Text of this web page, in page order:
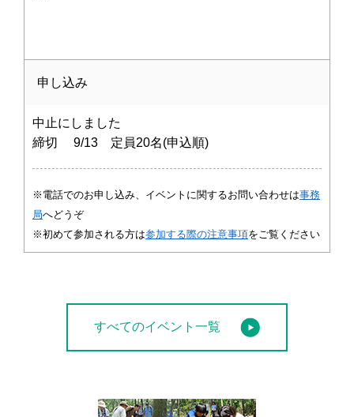
申し込み
中止にしました
締切 9/13 定員20名(申込順)
※電話でのお申し込み、イベントに関するお問い合わせは事務
局へどうぞ
※初めて参加される方は参加する際の注意事項をご覧ください
すべてのイベント一覧